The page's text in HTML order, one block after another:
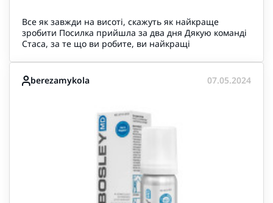
Все як завжди на висоті, скажуть як найкраще
зробити Посилка прийшла за два дня Дякую команді
Стаса, за те що ви робите, ви найкращі
berezamykola 07.05.2024